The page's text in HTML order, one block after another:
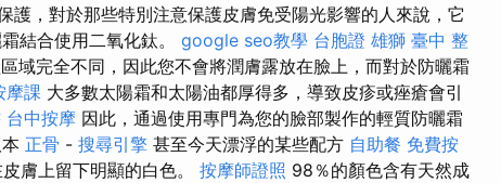
護，對於那些特別注意保護皮膚免受陽光影響的人來說，它
結合使用二氧化鈦。 google seo教學 台胞證 雄獅 臺中 整
域完全不同，因此您不會將潤膚露放在臉上，而對於防曬霜
摩課 大多數太陽霜和太陽油都厚得多，導致皮疹或痤瘡會引
台中按摩 因此，通過使用專門為您的臉部製作的輕質防曬霜
正骨 - 搜尋引擎 甚至今天漂浮的某些配方 自助餐 免費按
膚上留下明顯的白色。 按摩師證照 98％的顏色含有天然成